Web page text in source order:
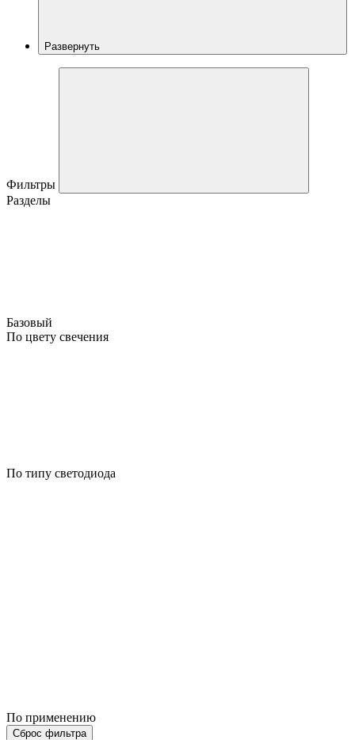
Развернуть
Фильтры
Разделы
Базовый
По цвету свечения
По типу светодиода
По применению
Сброс фильтра